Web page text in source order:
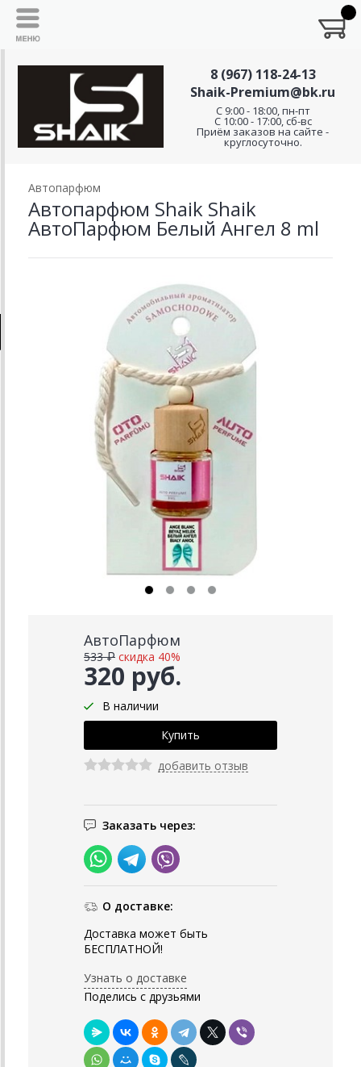
8 (967) 118-24-13
Shaik-Premium@bk.ru
C 9:00 - 18:00, пн-пт
С 10:00 - 17:00, сб-вс
Приём заказов на сайте -
круглосуточно.
Автопарфюм
Автопарфюм Shaik Shaik
АвтоПарфюм Белый Ангел 8 ml
АвтоПарфюм
320 руб.
533 ₽ скидка 40%
В наличии
добавить отзыв
Заказать через:
О доставке:
Доставка может быть
БЕСПЛАТНОЙ!
Узнать о доставке
Поделись с друзьями